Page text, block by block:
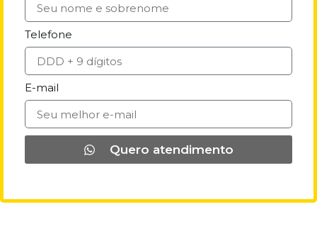
Telefone
E-mail
Quero atendimento